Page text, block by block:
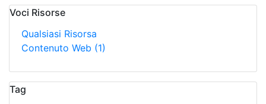
Voci Risorse
Qualsiasi Risorsa
Contenuto Web (1)
Tag